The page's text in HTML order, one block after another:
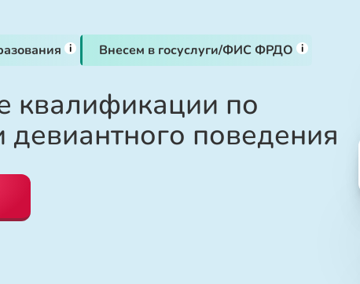
i Внесем в госуслуги/ФИС ФРДО i
квалификации по
девиантного поведения